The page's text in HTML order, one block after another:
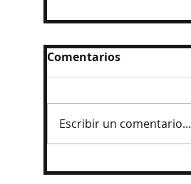
Comentarios
Escribir un comentario...